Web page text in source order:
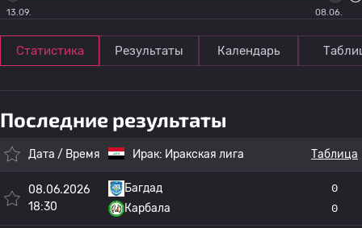
08.06.
13.09.
Статистика Результаты Календарь
Последние результаты
Дата / Время Ирак: Иракская лига Таблица
08.06.2026
18:30
Багдад
Карбала
0
0